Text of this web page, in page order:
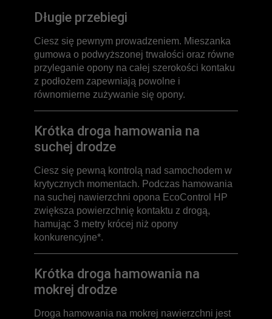
Długie przebiegi
Ciesz się pewnym prowadzeniem. Mieszanka
gumowa o podwyższonej trwałości oraz równe
przyleganie opony na całej szerokości kontaku
z podłożem zapewniają powolne i
równomierne zużywanie się opony.
Krótka droga hamowania na
suchej drodze
Ciesz się pewną kontrolą nad samochodem w
krytycznych momentach. Podczas hamowania
na suchej nawierzchni opona EcoControl HP
zwiększa powierzchnię kontaktu z drogą,
hamując 3 metry krócej niż opony
konkurencyjne*.
Krótka droga hamowania na
mokrej drodze
Droga hamowania na mokrej nawierzchni jest